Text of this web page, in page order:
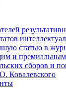
статью в
и
сборов и
Ковалевского